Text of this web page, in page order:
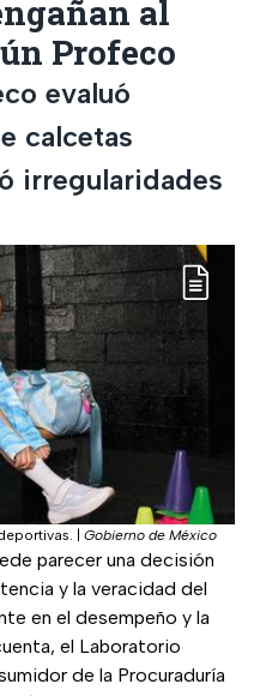
al
Profeco
evaluó
calcetas
irregularidades
Gobierno de México
parecer una decisión
y la veracidad del
en el desempeño y la
el Laboratorio
de la Procuraduría